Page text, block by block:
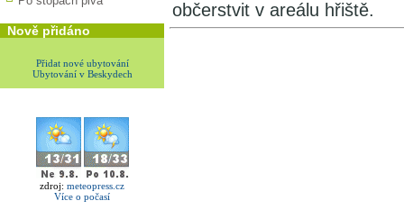
Nově přidáno
Přidat nové ubytování
Ubytování v Beskydech
zdroj: meteopress.cz
Více o počasí
občerstvit v areálu hřiště.